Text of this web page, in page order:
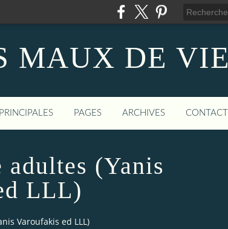
MAUX DE VIE
PAGES ARCHIVES CONTACT
adultes (Yanis
LLL)
Varoufakis ed LLL)